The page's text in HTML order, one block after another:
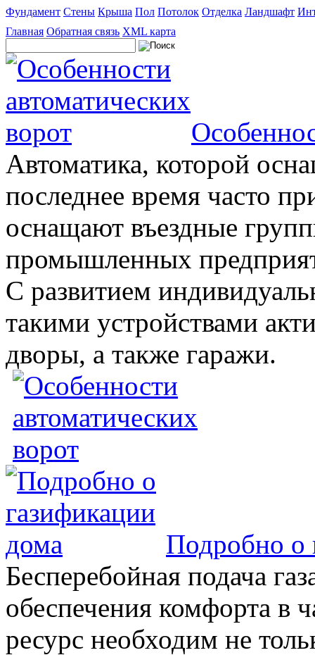
Фундамент Стены Крыша Пол Потолок Отделка Ландшафт
Главная Обратная связь XML карта
Автоматика, которой
последнее время часто
оснащают въездные
промышленных
С развитием
такими устройствами
дворы, а также гаражи.
Подробно о
Бесперебойная подача
обеспечения комфорта в
ресурс необходим не